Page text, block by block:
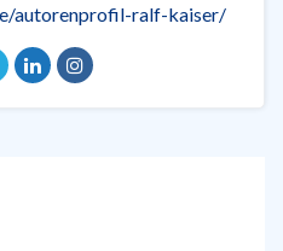
autorenprofil-ralf-kaiser/